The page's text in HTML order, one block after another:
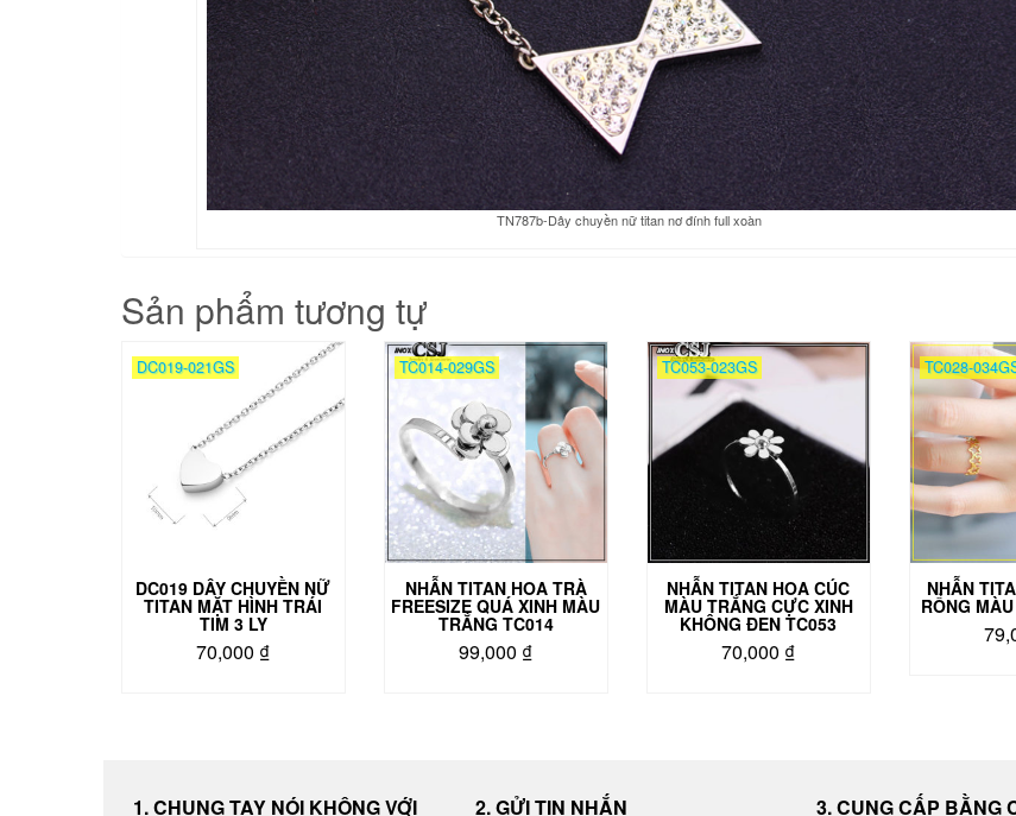
TN787b-Dây chuyền nữ titan nơ đính full xoàn
Sản phẩm tương tự
DC019-021GS
DC019 DÂY CHUYỀN NỮ
TITAN MẶT HÌNH TRÁI
TIM 3 LY
70,000 ₫
TC014-029GS
NHẪN TITAN HOA TRÀ
FREESIZE QUÁ XINH MÀU
TRẮNG TC014
99,000 ₫
TC053-023GS
NHẪN TITAN HOA CÚC
MÀU TRẮNG CỰC XINH
KHÔNG ĐEN TC053
70,000 ₫
TC028-
NHẪN
RỔNG
1. CHUNG TAY NÓI KHÔNG VỚI 2. GỬI TIN NHẮN 3. CUNG CẤP BẰNG